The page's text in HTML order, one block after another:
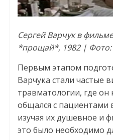
Сергей Варчук в
*прощай*, 1982 |
Первым этапом
Варчука стали частые
травматологии, где
общался с пациентами
изучая их душевное и
это было необходимо